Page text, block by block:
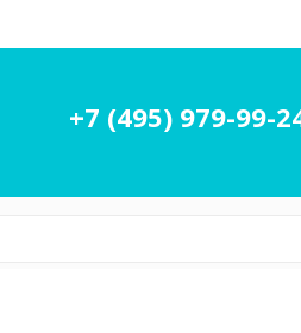
+7 (495) 979-99-